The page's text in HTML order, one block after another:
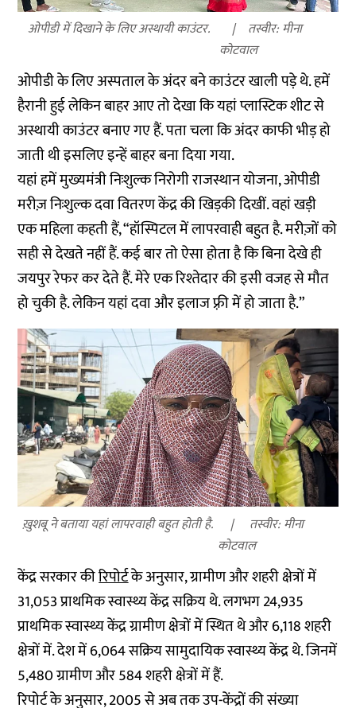
ओपीडी में दिखाने के लिए अस्थायी काउंटर.
तस्वीर: मीना
कोटवाल
ओपीडी के लिए अस्पताल के अंदर बने काउंटर खाली पड़े थे. हमें
हैरानी हुई लेकिन बाहर आए तो देखा कि यहां प्लास्टिक शीट से
अस्थायी काउंटर बनाए गए हैं. पता चला कि अंदर काफी भीड़ हो
जाती थी इसलिए इन्हें बाहर बना दिया गया.
यहां हमें मुख्यमंत्री निःशुल्क निरोगी राजस्थान योजना, ओपीडी
मरीज़ निःशुल्क दवा वितरण केंद्र की खिड़की दिखीं. वहां खड़ी
एक महिला कहती हैं, “हॉस्पिटल में लापरवाही बहुत है. मरीज़ों को
सही से देखते नहीं हैं. कई बार तो ऐसा होता है कि बिना देखे ही
जयपुर रेफर कर देते हैं. मेरे एक रिश्तेदार की इसी वजह से मौत
हो चुकी है. लेकिन यहां दवा और इलाज फ़्री में हो जाता है.”
ख़ुशबू ने बताया यहां लापरवाही बहुत होती है.
तस्वीर: मीना
कोटवाल
केंद्र सरकार कीरिपोर्टके अनुसार, ग्रामीण और शहरी क्षेत्रों में
31,053 प्राथमिक स्वास्थ्य केंद्र सक्रिय थे. लगभग 24,935
प्राथमिक स्वास्थ्य केंद्र ग्रामीण क्षेत्रों में स्थित थे और 6,118 शहरी
क्षेत्रों में. देश में 6,064 सक्रिय सामुदायिक स्वास्थ्य केंद्र थे. जिनमें
5,480 ग्रामीण और 584 शहरी क्षेत्रों में हैं.
रिपोर्ट के अनुसार, 2005 से अब तक उप-केंद्रों की संख्या